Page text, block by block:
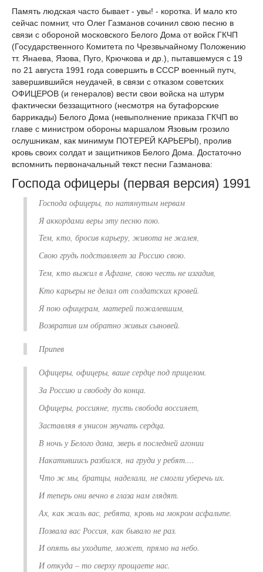
Память людская часто бывает - увы! - коротка. И мало кто
сейчас помнит, что Олег Газманов сочинил свою песню в
связи с обороной московского Белого Дома от войск ГКЧП
(Государственного Комитета по Чрезвычайному Положению
тт. Янаева, Язова, Пуго, Крючкова и др.), пытавшемуся с 19
по 21 августа 1991 года совершить в СССР военный путч,
завершившийся неудачей, в связи с отказом советских
ОФИЦЕРОВ (и генералов) вести свои войска на штурм
фактически беззащитного (несмотря на бутафорские
баррикады) Белого Дома (невыполнение приказа ГКЧП во
главе с министром обороны маршалом Язовым грозило
ослушникам, как минимум ПОТЕРЕЙ КАРЬЕРЫ), пролив
кровь своих солдат и защитников Белого Дома. Достаточно
вспомнить первоначальный текст песни Газманова:
Господа офицеры (первая версия) 1991
Господа офицеры, по натянутым нервам
Я аккордами веры эту песню пою.
Тем, кто, бросив карьеру, живота не жалея,
Свою грудь подставляет за Россию свою.
Тем, кто выжил в Афгане, свою честь не изгадив,
Кто карьеры не делал от солдатских кровей.
Я пою офицерам, матерей пожалевшим,
Возвратив им обратно живых сыновей.
Припев
Офицеры, офицеры, ваше сердце под прицелом.
За Россию и свободу до конца.
Офицеры, россияне, пусть свобода воссияет,
Заставляя в унисон звучать сердца.
В ночь у Белого дома, зверь в последней агонии
Накатившись разбился, на груди у ребят....
Что ж мы, братцы, наделали, не смогли уберечь их.
И теперь они вечно в глаза нам глядят.
Ах, как жаль вас, ребята, кровь на мокром асфальте.
Позвала вас Россия, как бывало не раз.
И опять вы уходите, может, прямо на небо.
И откуда – то сверху прощаете нас.